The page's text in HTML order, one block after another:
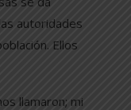
autoridades
Ellos
llamaron; mi